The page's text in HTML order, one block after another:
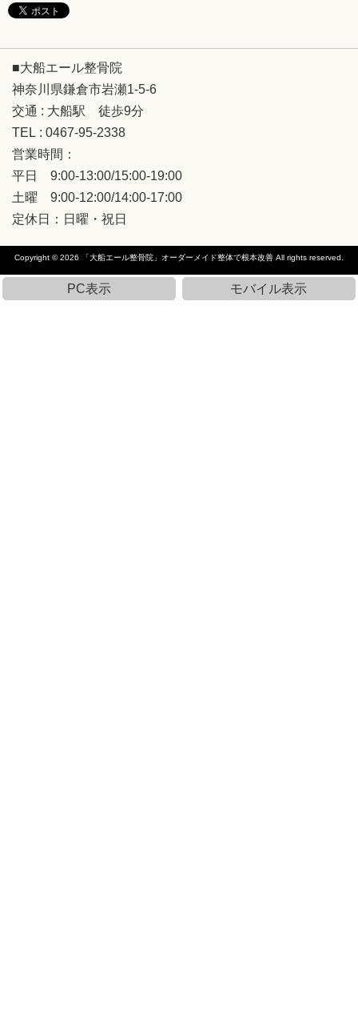
■大船エール整骨院
神奈川県鎌倉市岩瀬1-5-6
交通 : 大船駅 徒歩9分
TEL : 0467-95-2338
営業時間：
平日 9:00-13:00/15:00-19:00
土曜 9:00-12:00/14:00-17:00
定休日：日曜・祝日
Copyright © 2026 「大船エール整骨院」オーダーメイド整体で根本改善 All rights reserved.
PC表示 モバイル表示